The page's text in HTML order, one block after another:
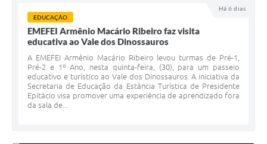
Há 6 dias
EDUCAÇÃO
EMEFEI Armênio Macário Ribeiro faz visita
educativa ao Vale dos Dinossauros
A EMEFEI Armênio Macário Ribeiro levou turmas de Pré-1,
Pré-2 e 1º Ano, nesta quinta-feira, (30), para um passeio
educativo e turístico ao Vale dos Dinossauros. A iniciativa da
Secretaria de Educação da Estância Turística de Presidente
Epitácio visa promover uma experiência de aprendizado fora
da sala de...